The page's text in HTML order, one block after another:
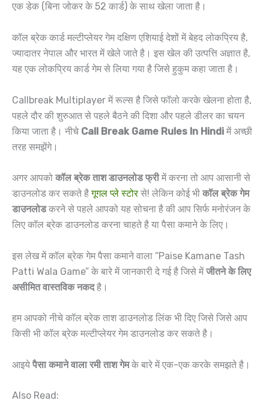
एक डेक (बिना जोकर के 52 कार्ड) के साथ खेला जाता है।
कॉल ब्रेक कार्ड मल्टीप्लेयर गेम दक्षिण एशियाई देशों में बेहद लोकप्रिय है,
ज्यादातर नेपाल और भारत में खेले जाते है। इस खेल की उत्पत्ति अज्ञात है,
यह एक लोकप्रिय कार्ड गेम से लिया गया है जिसे हुकुम कहा जाता है।
Callbreak Multiplayer में रूल्स है जिसे फॉलो करके खेलना होता है,
पहले दौर की शुरुआत से पहले बैठने की दिशा और पहले डीलर का चयन
किया जाता है। नीचे Call Break Game Rules In Hindi में अच्छी
तरह समझेंगे।
अगर आपको कॉल ब्रेक ताश डाउनलोड फ्रीमें करना तो आप आसानी से
डाउनलोड कर सकते हैगूगल प्ले स्टोरसे! लेकिन कोई भी कॉल ब्रेक गेम
डाउनलोडकरने से पहले आपको यह सोचना है की आप सिर्फ मनोरंजन के
लिए कॉल ब्रेक डाउनलोड करना चाहते है या पैसा कमाने के लिए।
इस लेख में कॉल ब्रेक गेम पैसा कमाने वाला “Paise Kamane Tash
Patti Wala Game” के बारे में जानकारी दे गई है जिसे मेंजीतने के लिए
असीमित वास्तविक नकदहै।
हम आपको नीचे कॉल ब्रेक ताश डाउनलोड लिंक भी दिए जिसे जिसे आप
किसी भी कॉल ब्रेक मल्टीप्लेयर गेम डाउनलोड कर सकते है।
आइये पैसा कमाने वाला रमी ताश गेमके बारे में एक-एक करके समझते है।
Also Read: